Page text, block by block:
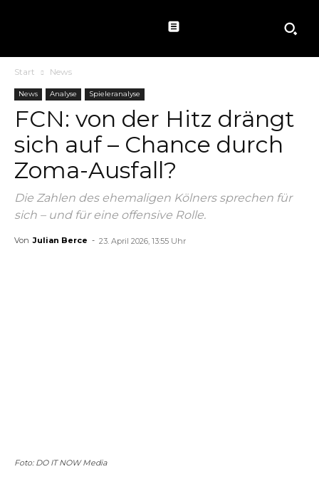
Start News
News Analyse Spieleranalyse
FCN: von der Hitz drängt
sich auf – Chance durch
Zoma-Ausfall?
Die Zahlen des ehemaligen Kölners sprechen für
sich – und für eine offensive Rolle.
Von Julian Berce - 23. April 2026, 13:55 Uhr
Foto: DO IT NOW Media